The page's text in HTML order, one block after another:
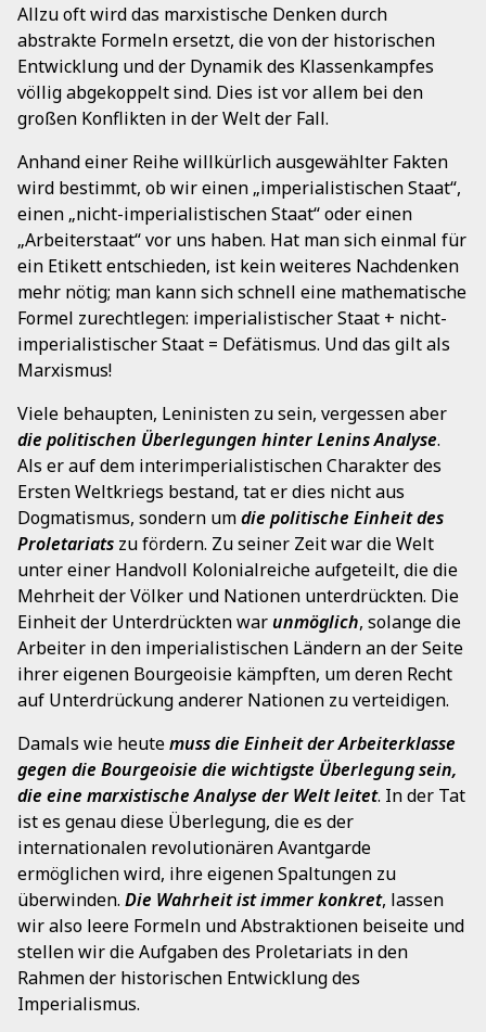
Allzu oft wird das marxistische Denken durch
abstrakte Formeln ersetzt, die von der historischen
Entwicklung und der Dynamik des Klassenkampfes
völlig abgekoppelt sind. Dies ist vor allem bei den
großen Konflikten in der Welt der Fall.
Anhand einer Reihe willkürlich ausgewählter Fakten
wird bestimmt, ob wir einen „imperialistischen Staat“,
einen „nicht-imperialistischen Staat“ oder einen
„Arbeiterstaat“ vor uns haben. Hat man sich einmal für
ein Etikett entschieden, ist kein weiteres Nachdenken
mehr nötig; man kann sich schnell eine mathematische
Formel zurechtlegen: imperialistischer Staat + nicht-
imperialistischer Staat = Defätismus. Und das gilt als
Marxismus!
Viele behaupten, Leninisten zu sein, vergessen aber
die politischen Überlegungen hinter Lenins Analyse.
Als er auf dem interimperialistischen Charakter des
Ersten Weltkriegs bestand, tat er dies nicht aus
Dogmatismus, sondern umdie politische Einheit des
Proletariats zu fördern. Zu seiner Zeit war die Welt
unter einer Handvoll Kolonialreiche aufgeteilt, die die
Mehrheit der Völker und Nationen unterdrückten. Die
Einheit der Unterdrückten warunmöglich, solange die
Arbeiter in den imperialistischen Ländern an der Seite
ihrer eigenen Bourgeoisie kämpften, um deren Recht
auf Unterdrückung anderer Nationen zu verteidigen.
Damals wie heutemuss die Einheit der Arbeiterklasse
gegen die Bourgeoisie die wichtigste Überlegung sein,
die eine marxistische Analyse der Welt leitet. In der Tat
ist es genau diese Überlegung, die es der
internationalen revolutionären Avantgarde
ermöglichen wird, ihre eigenen Spaltungen zu
überwinden. Die Wahrheit ist immer konkret, lassen
wir also leere Formeln und Abstraktionen beiseite und
stellen wir die Aufgaben des Proletariats in den
Rahmen der historischen Entwicklung des
Imperialismus.